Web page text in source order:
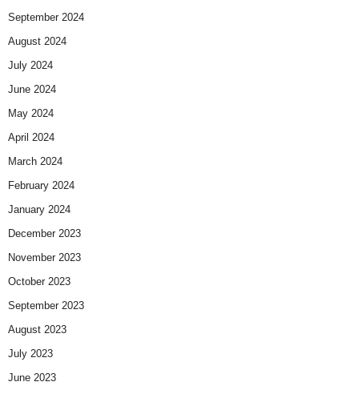
September 2024
August 2024
July 2024
June 2024
May 2024
April 2024
March 2024
February 2024
January 2024
December 2023
November 2023
October 2023
September 2023
August 2023
July 2023
June 2023